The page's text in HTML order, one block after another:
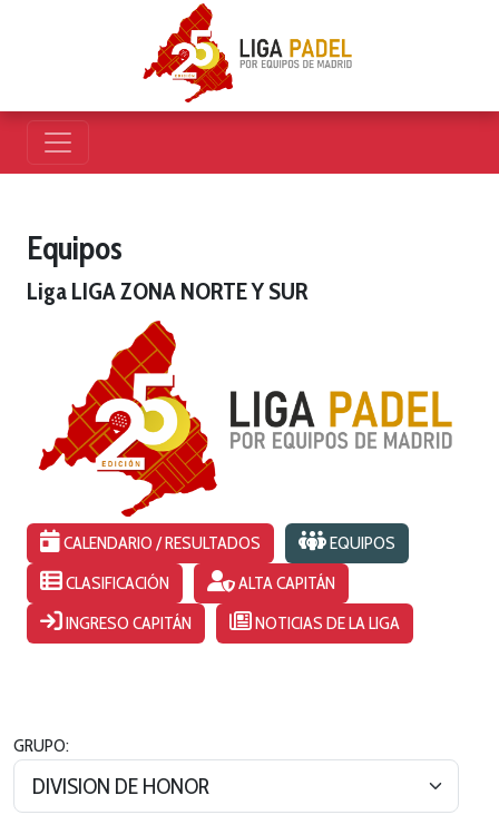
Equipos
Liga LIGA ZONA NORTE Y SUR
CALENDARIO / RESULTADOS
EQUIPOS
CLASIFICACIÓN
ALTA CAPITÁN
INGRESO CAPITÁN
NOTICIAS DE LA LIGA
GRUPO: